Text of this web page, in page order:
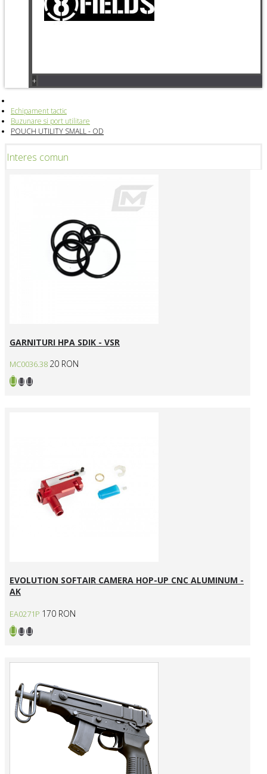
+
Echipament tactic
Buzunare si port utilitare
POUCH UTILITY SMALL - OD
Interes comun
GARNITURI HPA SDIK - VSR
MC0036.38 20 RON
EVOLUTION SOFTAIR CAMERA HOP-UP CNC ALUMINUM -
AK
EA0271P 170 RON